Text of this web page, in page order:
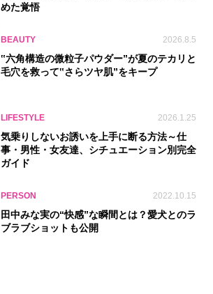
めた覚悟
BEAUTY 2026.8.5
‟六角構造の微粒子パウダー”が夏のテカリと
毛穴を救って‟さらツヤ肌”をキープ
LIFESTYLE 2026.1.25
気乗りしないお誘いを上手に断る方法～仕
事・男性・女友達、シチュエーション別完全
ガイド
PERSON 2022.10.15
田中みな実の“快感”な瞬間とは？愛犬とのラ
ブラブショットも公開